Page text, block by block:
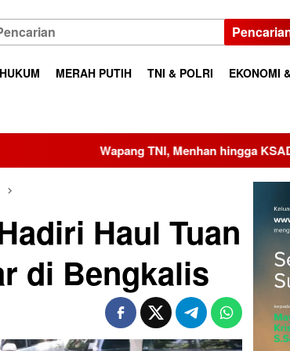
MERAH PUTIH TNI & POLRI EKONOMI
TNI, Menhan hingga KSAD Dianugerahi
Haul Tuan
di Bengkalis